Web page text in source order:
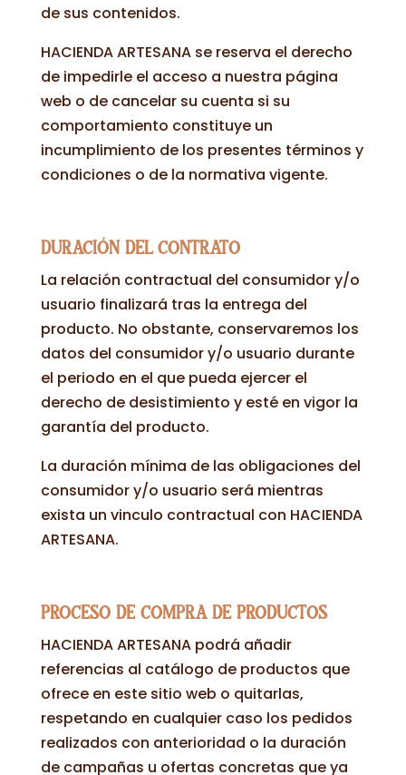
de sus contenidos.
HACIENDA ARTESANA se reserva el derecho
de impedirle el acceso a nuestra página
web o de cancelar su cuenta si su
comportamiento constituye un
incumplimiento de los presentes términos y
condiciones o de la normativa vigente.
DURACIÓN DEL CONTRATO
La relación contractual del consumidor y/o
usuario finalizará tras la entrega del
producto. No obstante, conservaremos los
datos del consumidor y/o usuario durante
el periodo en el que pueda ejercer el
derecho de desistimiento y esté en vigor la
garantía del producto.
La duración mínima de las obligaciones del
consumidor y/o usuario será mientras
exista un vinculo contractual con HACIENDA
ARTESANA.
PROCESO DE COMPRA DE PRODUCTOS
HACIENDA ARTESANA podrá añadir
referencias al catálogo de productos que
ofrece en este sitio web o quitarlas,
respetando en cualquier caso los pedidos
realizados con anterioridad o la duración
de campañas u ofertas concretas que ya